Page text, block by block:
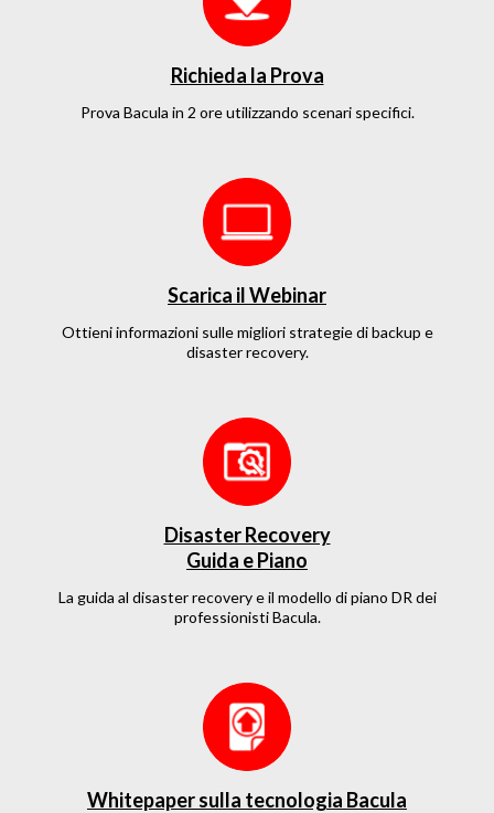
Richieda la Prova
Prova Bacula in 2 oreutilizzando scenari specifici.
Scarica il Webinar
Ottieni informazioni sulle migliori strategie di backup e
disaster recovery.
Disaster Recovery
Guida e Piano
La guida al disaster recovery e il modello di piano DR dei
professionisti Bacula.
Whitepaper sulla tecnologia Bacula